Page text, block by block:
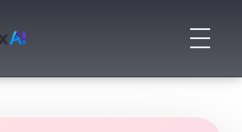
메
뉴
기